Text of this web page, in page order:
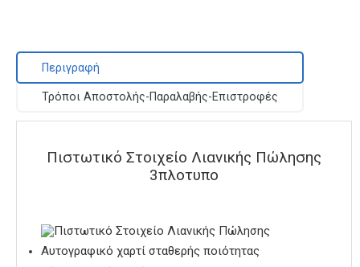
Περιγραφή
Τρόποι Αποστολής-Παραλαβής-Επιστροφές
Πιστωτικό Στοιχείο Λιανικής Πώλησης
3πλοτυπο
Αυτογραφικό χαρτί σταθερής ποιότητας